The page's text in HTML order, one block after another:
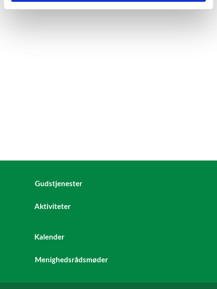
Gudstjenester
Aktiviteter
Kalender
Menighedsrådsmøder